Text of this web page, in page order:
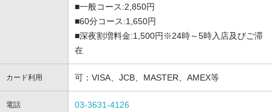
■一般コース:2,850円
■60分コース:1,650円
■深夜割増料金:1,500円※24時～5時入店及びご滞
在
カード利用 可：VISA、JCB、MASTER、AMEX等
電話 03-3631-4126